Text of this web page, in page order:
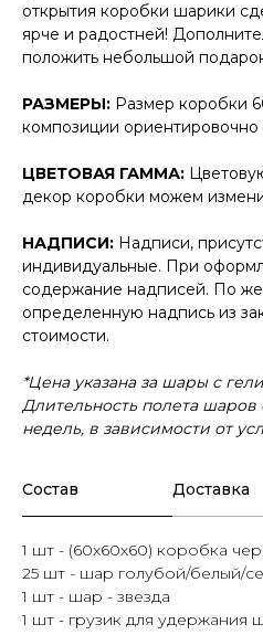
открытия коробки шарики
ярче и радостней!
положить небольшой
РАЗМЕРЫ: Размер коробки
композиции ориентировочно
ЦВЕТОВАЯ ГАММА:
декор коробки можем
НАДПИСИ: Надписи,
индивидуальные. При
содержание надписей. По
определенную надпись из
стоимости.
*Цена указана за шары с
Длительность полета шаров
недель, в зависимости от
Состав Доставка
1 шт - (60х60х60) коробка
25 шт - шар голубой/белый/
1 шт - шар - звезда
1 шт - грузик для удержания